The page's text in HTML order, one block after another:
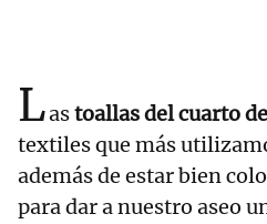
Lastoallas del cuarto
textiles que más
además de estar bien
para dar a nuestro aseo